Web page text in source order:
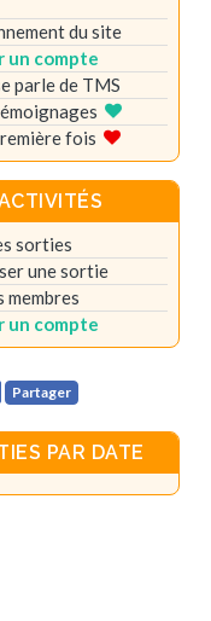
du site
un compte
parle de TMS
fois
sorties
une sortie
membres
un compte
Partager
PAR DATE